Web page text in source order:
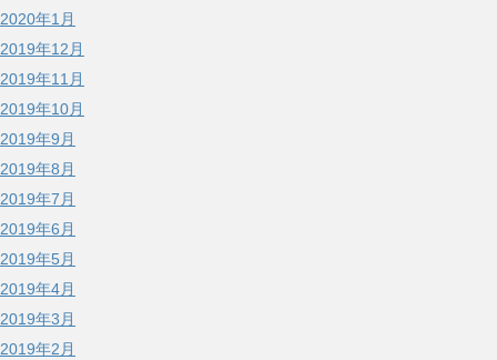
2020年1月
2019年12月
2019年11月
2019年10月
2019年9月
2019年8月
2019年7月
2019年6月
2019年5月
2019年4月
2019年3月
2019年2月